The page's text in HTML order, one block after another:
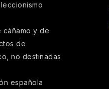
cáñamo y de
de
no destinadas
española